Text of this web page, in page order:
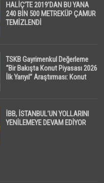
HALİÇ’TE 2019’DAN BU YANA
240 BİN 500 METREKÜP ÇAMUR
TEMİZLENDİ
TSKB Gayrimenkul Değerleme
“Bir Bakışta Konut Piyasası 2026
İlk Yarıyıl” Araştırması: Konut
Dikkat Çekti
İBB, İSTANBUL’UN YOLLARINI
YENİLEMEYE DEVAM EDİYOR